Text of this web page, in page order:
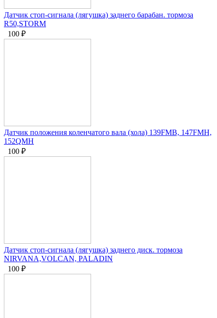
Датчик стоп-сигнала (лягушка) заднего барабан. тормоза
R50,STORM
100 ₽
Датчик положения коленчатого вала (хола) 139FMB, 147FMH,
152QMH
100 ₽
Датчик стоп-сигнала (лягушка) заднего диск. тормоза
NIRVANA,VOLCAN, PALADIN
100 ₽